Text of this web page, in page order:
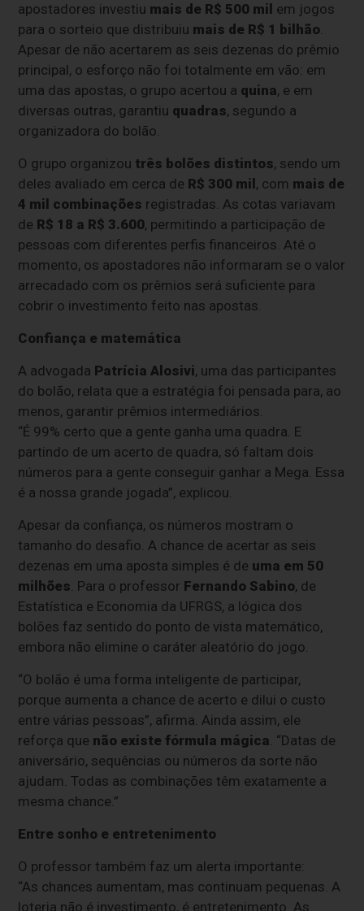
apostadores investiu mais de R$ 500 mil em jogos
para o sorteio que distribuiu mais de R$ 1 bilhão.
Apesar de não acertarem as seis dezenas do prêmio
principal, o esforço não foi totalmente em vão: em
uma das apostas, o grupo acertou a quina, e em
diversas outras, garantiu quadras, segundo a
organizadora do bolão.
O grupo organizou três bolões distintos, sendo um
deles avaliado em cerca de R$ 300 mil , com mais de
4 mil combinações registradas. As cotas variavam
de R$ 18 a R$ 3.600, permitindo a participação de
pessoas com diferentes perfis financeiros. Até o
momento, os apostadores não informaram se o valor
arrecadado com os prêmios será suficiente para
cobrir o investimento feito nas apostas.
Confiança e matemática
A advogada Patrícia Alosivi, uma das participantes
do bolão, relata que a estratégia foi pensada para, ao
menos, garantir prêmios intermediários.
“É 99% certo que a gente ganha uma quadra. E
partindo de um acerto de quadra, só faltam dois
números para a gente conseguir ganhar a Mega. Essa
é a nossa grande jogada”, explicou.
Apesar da confiança, os números mostram o
tamanho do desafio. A chance de acertar as seis
dezenas em uma aposta simples é de uma em 50
milhões. Para o professor Fernando Sabino, de
Estatística e Economia da UFRGS, a lógica dos
bolões faz sentido do ponto de vista matemático,
embora não elimine o caráter aleatório do jogo.
“O bolão é uma forma inteligente de participar,
porque aumenta a chance de acerto e dilui o custo
entre várias pessoas”, afirma. Ainda assim, ele
reforça que não existe fórmula mágica. “Datas de
aniversário, sequências ou números da sorte não
ajudam. Todas as combinações têm exatamente a
mesma chance.”
Entre sonho e entretenimento
O professor também faz um alerta importante:
“As chances aumentam, mas continuam pequenas. A
loteria não é investimento, é entretenimento. As